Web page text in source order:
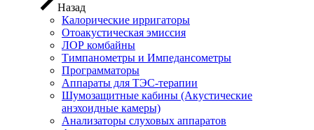
Назад
Калорические ирригаторы
Отоакустическая эмиссия
ЛОР комбайны
Тимпанометры и Импедансометры
Программаторы
Аппараты для ТЭС-терапии
Шумозащитные кабины (Акустические
анэхоидные камеры)
Анализаторы слуховых аппаратов